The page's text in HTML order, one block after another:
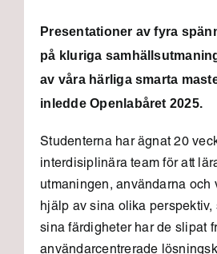
Presentationer av fyra
på kluriga
av våra härliga smarta
inledde Openlabåret 2025.
Studenterna har ägnat 20
interdisiplinära team för att
utmaningen, användarna och
hjälp av sina olika perspektiv,
sina färdigheter har de slipat
användarcentrerade